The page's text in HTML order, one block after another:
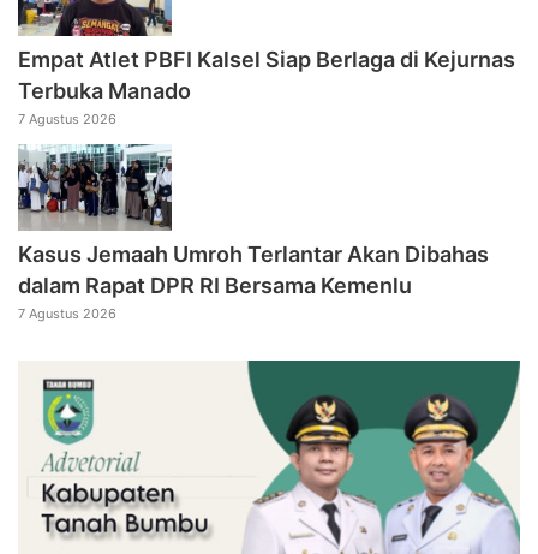
Empat Atlet PBFI Kalsel Siap Berlaga di Kejurnas
Terbuka Manado
7 Agustus 2026
Kasus Jemaah Umroh Terlantar Akan Dibahas
dalam Rapat DPR RI Bersama Kemenlu
7 Agustus 2026